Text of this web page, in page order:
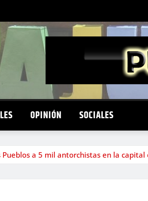
OPINIÓN SOCIALES
a 5 mil antorchistas en la capital